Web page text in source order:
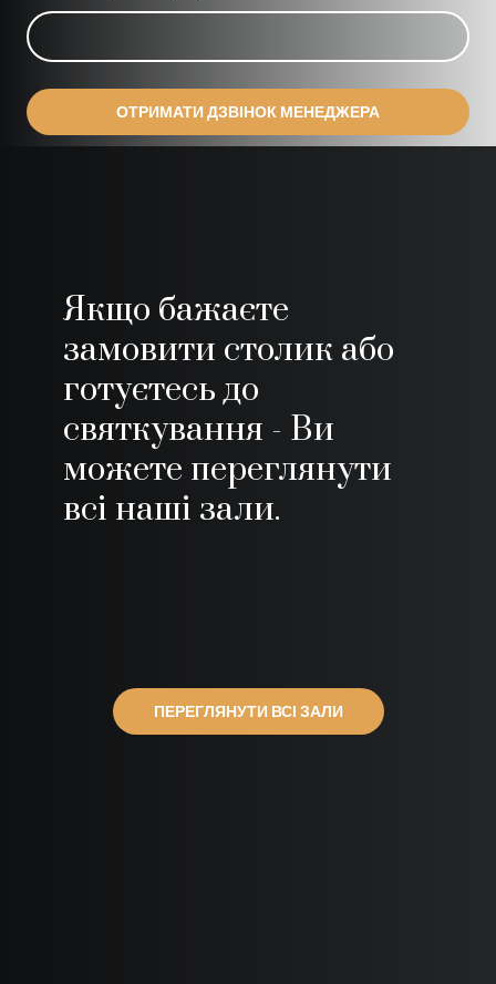
ОТРИМАТИ ДЗВІНОК МЕНЕДЖЕРА
Якщо бажаєте
замовити столик або
готуєтесь до
святкування - Ви
можете переглянути
всі наші зали.
ПЕРЕГЛЯНУТИ ВСІ ЗАЛИ